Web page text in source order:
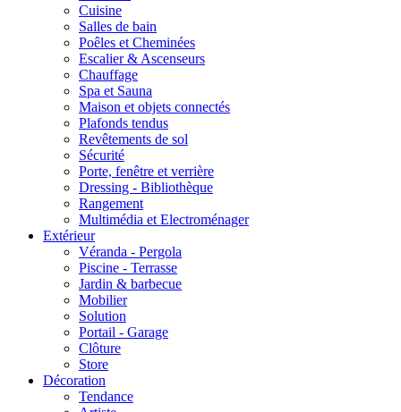
Cuisine
Salles de bain
Poêles et Cheminées
Escalier & Ascenseurs
Chauffage
Spa et Sauna
Maison et objets connectés
Plafonds tendus
Revêtements de sol
Sécurité
Porte, fenêtre et verrière
Dressing - Bibliothèque
Rangement
Multimédia et Electroménager
Extérieur
Véranda - Pergola
Piscine - Terrasse
Jardin & barbecue
Mobilier
Solution
Portail - Garage
Clôture
Store
Décoration
Tendance